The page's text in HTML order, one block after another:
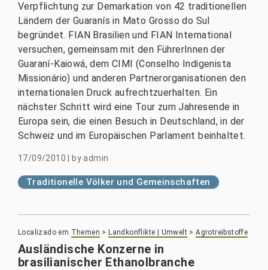
Verpflichtung zur Demarkation von 42 traditionellen
Ländern der Guaranís in Mato Grosso do Sul
begründet. FIAN Brasilien und FIAN International
versuchen, gemeinsam mit den FührerInnen der
Guaraní-Kaiowá, dem CIMI (Conselho Indigenista
Missionário) und anderen Partnerorganisationen den
internationalen Druck aufrechtzuerhalten. Ein
nächster Schritt wird eine Tour zum Jahresende in
Europa sein, die einen Besuch in Deutschland, in der
Schweiz und im Europäischen Parlament beinhaltet.
17/09/2010 byadmin
Traditionelle Völker und Gemeinschaften
Localizado em Themen > Landkonflikte | Umwelt >Agrotreibstoffe
Ausländische Konzerne in
brasilianischer Ethanolbranche